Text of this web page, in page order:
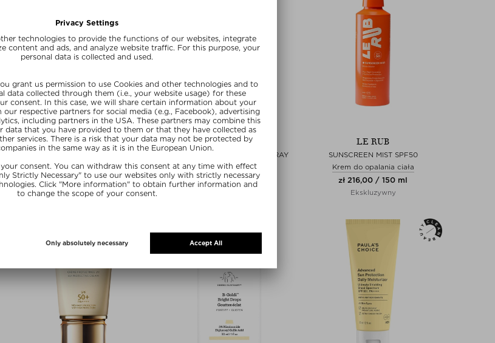
ULTRA VIOLETTE
FUTURE FLUID SPF 50+
SKINSCREEN
Krem przeciwsłoneczny do twarzy
zł 216,00 / 50 ml
SUN BUM
AFTER SUN COOL DOWN SPRAY
Ciało po słońcu
zł 108,00 / 200 ml
LE RUB
SUNSCREEN MIST SPF50
Krem do opalania ciała
zł 216,00 / 150 ml
Ekskluzywny